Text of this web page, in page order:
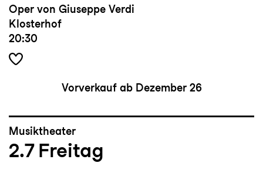
Oper von Giuseppe Verdi
Klosterhof
20:30
Vorverkauf ab Dezember 26
Musiktheater
2.7 Freitag